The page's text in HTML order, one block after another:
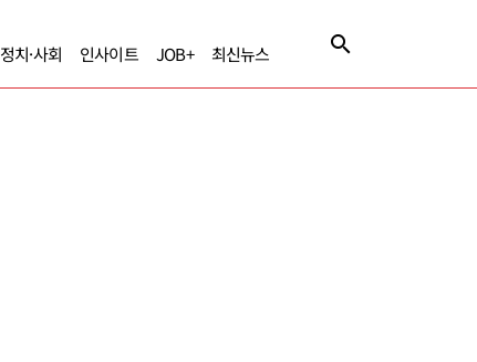
정치·사회 인사이트 JOB+ 최신뉴스